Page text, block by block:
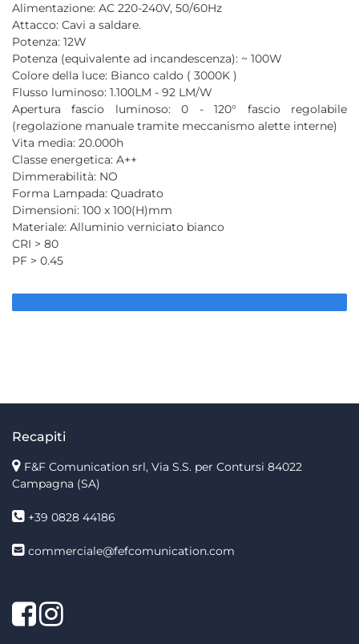
Alimentazione: AC 220-240V, 50/60Hz
Attacco: Cavi a saldare.
Potenza: 12W
Potenza (equivalente ad incandescenza): ~ 100W
Colore della luce: Bianco caldo ( 3000K )
Flusso luminoso: 1.100LM - 92 LM/W
Apertura fascio luminoso: 0 - 120° fascio regolabile
(regolazione manuale tramite meccanismo alette interne)
Vita media: 20.000h
Classe energetica: A++
Dimmerabilità: NO
Forma Lampada: Quadrato
Dimensioni: 100 x 100(H)mm
Materiale: Alluminio verniciato bianco
CRI > 80
PF > 0.45
Recapiti
F&F Comunication srl, Via S.S. per Contursi 84022
Campagna (SA)
+39 0828 44186
commerciale@fefcomunication.com
Facebook
Twitter